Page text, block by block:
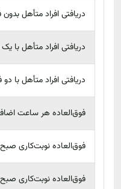
دریافتی افراد متأهل
دریافتی افراد متأهل با
دریافتی افراد متأهل با
فوق‌العاده هر ساعت
فوق‌العاده نوبت‌کاری صبح و
فوق‌العاده نوبت‌کاری